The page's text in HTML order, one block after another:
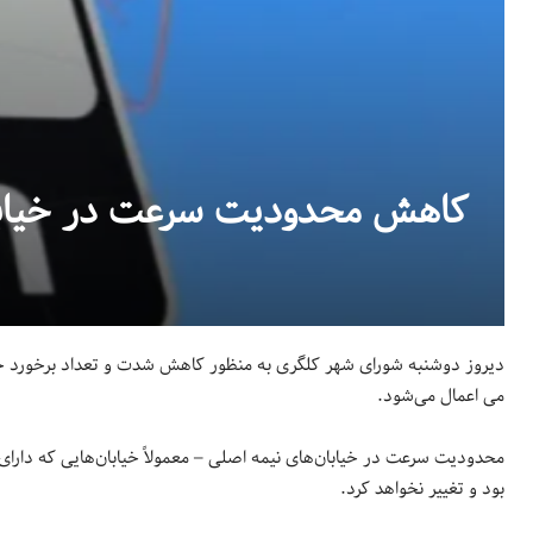
کاهش محدودیت سرعت در خیابان‌های فرعی
می اعمال می‌شود.
بود و تغییر نخواهد کرد.